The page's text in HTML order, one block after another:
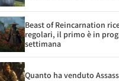
Beast of Reincarnation
regolari, il primo è in
settimana
Quanto ha venduto